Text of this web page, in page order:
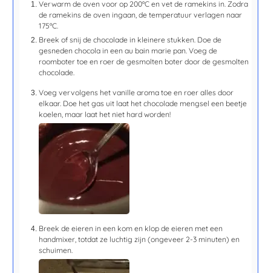
Verwarm de oven voor op 200ºC en vet de ramekins in. Zodra
de ramekins de oven ingaan, de temperatuur verlagen naar
175ºC.
Breek of snij de chocolade in kleinere stukken. Doe de
gesneden chocola in een au bain marie pan. Voeg de
roomboter toe en roer de gesmolten boter door de gesmolten
chocolade.
Voeg vervolgens het vanille aroma toe en roer alles door
elkaar. Doe het gas uit laat het chocolade mengsel een beetje
koelen, maar laat het niet hard worden!
Breek de eieren in een kom en klop de eieren met een
handmixer, totdat ze luchtig zijn (ongeveer 2-3 minuten) en
schuimen.